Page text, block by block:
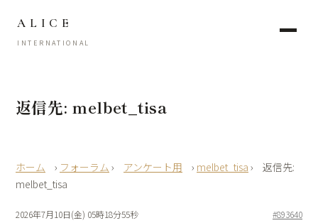
ALICE
INTERNATIONAL
返信先: melbet_tisa
› フォーラム › アンケート用 › melbet_tisa ›
返信先:
melbet_tisa
2026年7月10日(金) 05時18分55秒
#893640